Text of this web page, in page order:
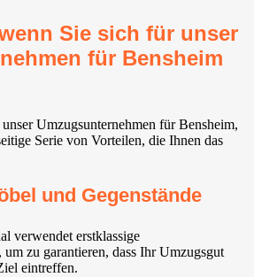
Sie sich für unser
für Bensheim
Umzugsunternehmen für Bensheim,
Serie von Vorteilen, die Ihnen das
und Gegenstände
verwendet erstklassige
zu garantieren, dass Ihr Umzugsgut
eintreffen.